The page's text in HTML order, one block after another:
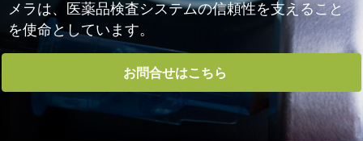
メラは、医薬品検査システムの信頼性を支えること
を使命としています。
お問合せはこちら